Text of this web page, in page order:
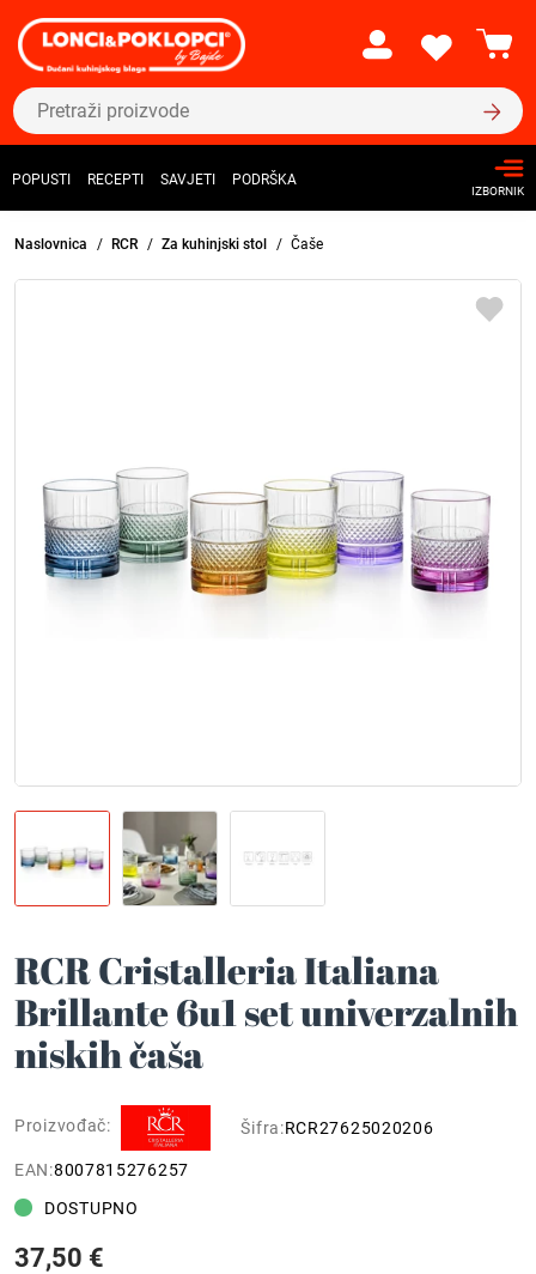
POPUSTI RECEPTI SAVJETI PODRŠKA
IZBORNIK
Naslovnica RCR Za kuhinjski stol Čaše
RCR Cristalleria Italiana
Brillante 6u1 set univerzalnih
niskih čaša
Proizvođač: Šifra:RCR27625020206
EAN:8007815276257
DOSTUPNO
37,50 €